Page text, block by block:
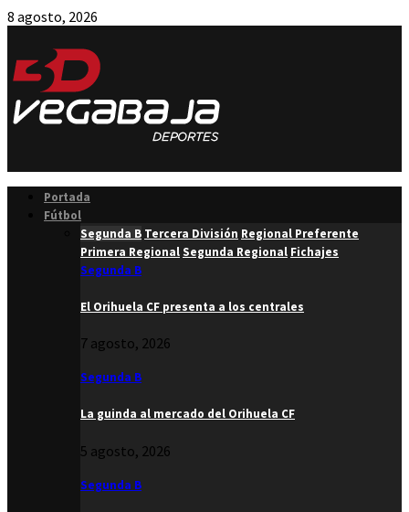
8 agosto, 2026
Portada
Fútbol
Segunda B Tercera División Regional Preferente
Primera RegionalSegunda Regional Fichajes
Segunda B
El Orihuela CF presenta a los centrales
7 agosto, 2026
Segunda B
La guinda al mercado del Orihuela CF
5 agosto, 2026
Segunda B